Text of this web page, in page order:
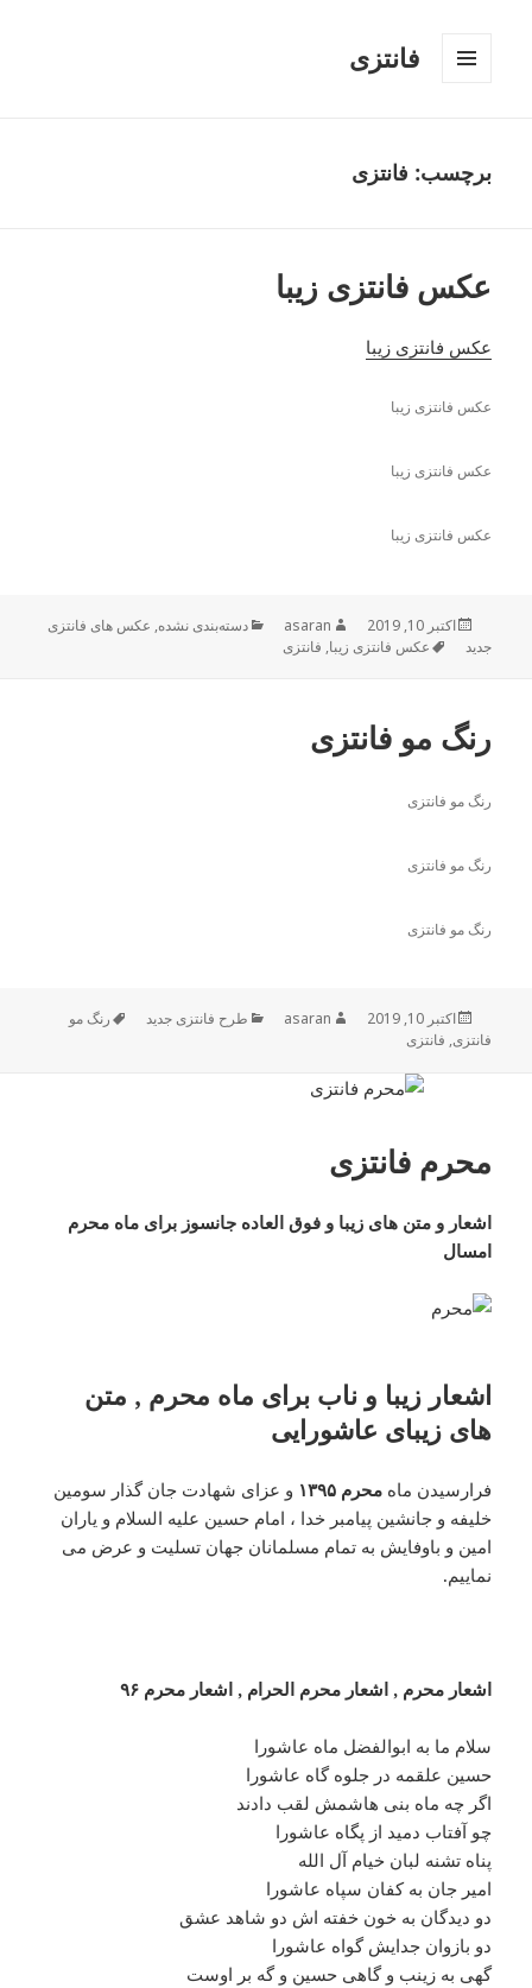
فانتزی
برچسب: فانتزی
عکس فانتزی زیبا
عکس فانتزی زیبا
عکس فانتزی زیبا
عکس فانتزی زیبا
عکس فانتزی زیبا
ارسال
شده
اکتبر 10, 2019 نویسنده
asaran دسته‌ها
دسته‌بندی نشده, عکس های فانتزی
جدید
برچسب‌ها
عکس فانتزی زیبا, فانتزی
رنگ مو فانتزی
رنگ مو فانتزی
رنگ مو فانتزی
رنگ مو فانتزی
ارسال
شده
اکتبر 10, 2019 نویسنده
asaran دسته‌ها
طرح فانتزی جدید برچسب‌ها
رنگ مو
فانتزی, فانتزی
محرم فانتزی
اشعار و متن های زیبا و فوق العاده جانسوز برای ماه محرم
امسال
اشعار زیبا و ناب برای ماه محرم , متن
های زیبای عاشورایی
فرارسیدن ماهمحرم ۱۳۹۵
و عزای شهادت جان گذار سومین
خلیفه و جانشین پیامبر خدا ، امام حسین علیه السلام و یاران
امین و باوفایش به تمام مسلمانان جهان تسلیت و عرض می
نماییم.
اشعار محرم , اشعار محرم الحرام , اشعار محرم ۹۶
سلام ما به ابوالفضل ماه عاشورا
حسین علقمه در جلوه گاه عاشورا
اگر چه ماه بنی هاشمش لقب دادند
چو آفتاب دمید از پگاه عاشورا
پناه تشنه لبان خیام آل الله
امیر جان به کفان سپاه عاشورا
دو دیدگان به خون خفته اش دو شاهد عشق
دو بازوان جدایش گواه عاشورا
گهی به زینب و گاهی حسین و گه بر اوست